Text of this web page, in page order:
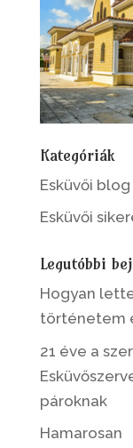
Kategóriák
Esküvői blog
Esküvői
Legutóbbi
Hogyan
történetem
21 éve a
pároknak
Hamarosan